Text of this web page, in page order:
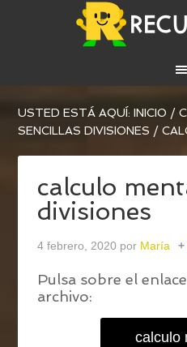
USTED ESTÁ AQUÍ:INICIO /
SENCILLAS DIVISIONES /
calculo
divisiones
4 febrero, 2020 por María
Pulsa sobre el
archivo:
calculo